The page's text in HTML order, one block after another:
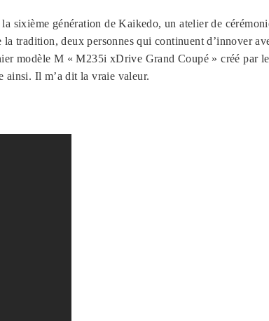
sixième génération de Kaikedo, un atelier de
tradition, deux personnes qui continuent d’innover
modèle M « M235i xDrive Grand Coupé » créé par
ainsi. Il m’a dit la vraie valeur.